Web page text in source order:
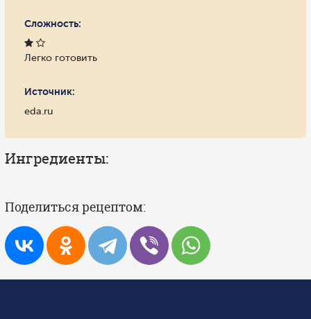
Сложность:
Легко готовить
Источник:
eda.ru
Ингредиенты:
Поделиться рецептом: